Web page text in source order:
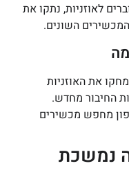
לאוזניות, נתקו את
השונים.
מחקו את האוזניות
החיבור מחדש.
מחפש מכשירים
נמשכת